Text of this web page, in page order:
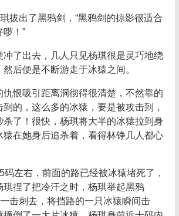
拔出了黑鸦剑，“黑鸦剑的掠影很适合
！”
冲了出去，几人只见杨琪很是灵巧地绕
后便是不断游走于冰猿之间。
仇恨吸引距离洞彻得很清楚，不然靠的
的，这么多的冰猿，要是被攻击到，
杀了！很快，杨琪将大半的冰猿拉到身
猿在她身后追杀着，看得林铮几人都心
码左右，前面的路已经被冰猿堵死了，
琪捏了把冷汗之时，杨琪举起黑鸦
击刺去，将挡路的一只冰猿瞬间击